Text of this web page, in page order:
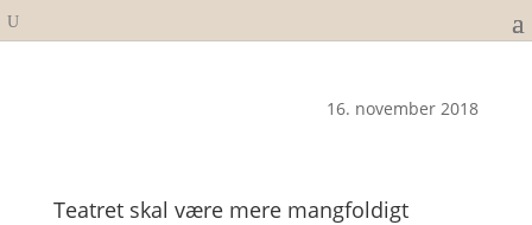
16. november 2018
Teatret skal være mere mangfoldigt